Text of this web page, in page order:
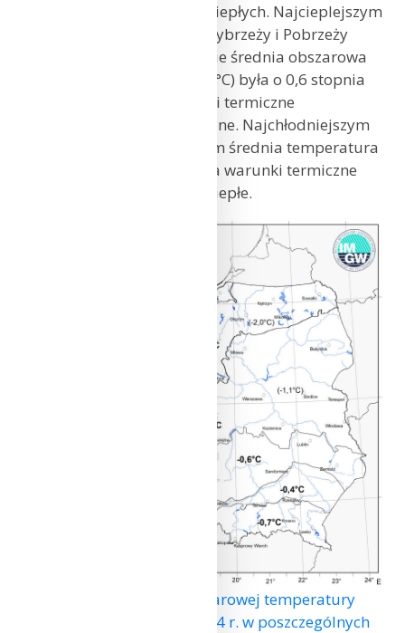
zaliczyć do miesięcy lekko ciepłych. Najcieplejszym
regionem w kraju był Pas Wybrzeży i Pobrzeży
Południowo-bałtyckich, gdzie średnia obszarowa
temperatura powietrza (0,8°C) była o 0,6 stopnia
wyższa od normy, a warunki termiczne
sklasyfikowano jako normalne. Najchłodniejszym
regionem były Karpaty – tam średnia temperatura
powietrza wyniosła –0,7°C, a warunki termiczne
sklasyfikowano jako lekko ciepłe.
Wartości średniej obszarowej temperatury
powietrza w styczniu 2024 r. w poszczególnych